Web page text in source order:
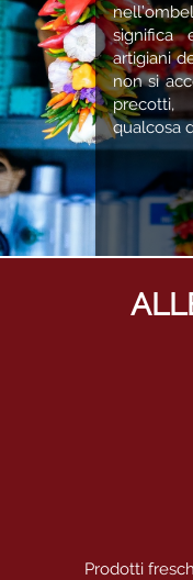
significa
artigiani
non si
qualcosa
Prodotti